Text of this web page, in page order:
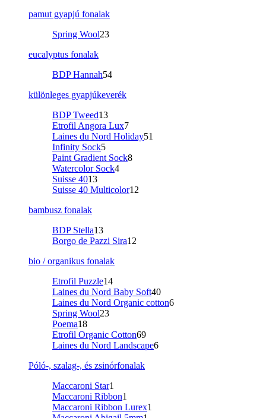
pamut gyapjú fonalak
Spring Wool23
eucalyptus fonalak
BDP Hannah54
különleges gyapjúkeverék
BDP Tweed13
Etrofil Angora Lux7
Laines du Nord Holiday51
Infinity Sock5
Paint Gradient Sock8
Watercolor Sock4
Suisse 4013
Suisse 40 Multicolor12
bambusz fonalak
BDP Stella13
Borgo de Pazzi Sira12
bio / organikus fonalak
Etrofil Puzzle14
Laines du Nord Baby Soft40
Laines du Nord Organic cotton6
Spring Wool23
Poema18
Etrofil Organic Cotton69
Laines du Nord Landscape6
Póló-, szalag-, és zsinórfonalak
Maccaroni Star1
Maccaroni Ribbon1
Maccaroni Ribbon Lurex1